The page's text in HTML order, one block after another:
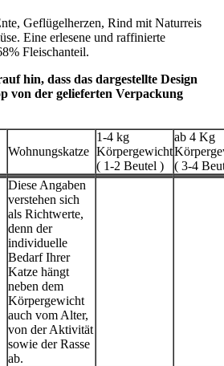
Geflügelherzen, Rind mit Naturreis
Eine erlesene und raffinierte
Fleischanteil.
hin, dass das dargestellte Design
von der gelieferten Verpackung
Wohnungskatze
1-4 kg
Körpergewicht
( 1-2 Beutel )
ab 4 Kg
( 3-4
Diese Angaben
verstehen sich
als Richtwerte,
denn der
individuelle
Bedarf Ihrer
Katze hängt
neben dem
Körpergewicht
auch vom Alter,
von der Aktivität
sowie der Rasse
ab.